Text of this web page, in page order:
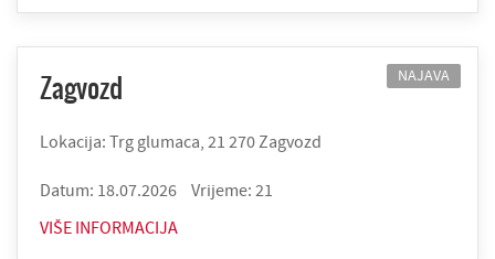
NAJAVA
Zagvozd
Lokacija: Trg glumaca, 21 270 Zagvozd
Datum: 18.07.2026
Vrijeme: 21
VIŠE INFORMACIJA